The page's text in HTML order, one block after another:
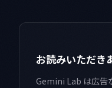
お読みいただき
Gemini Lab は広告